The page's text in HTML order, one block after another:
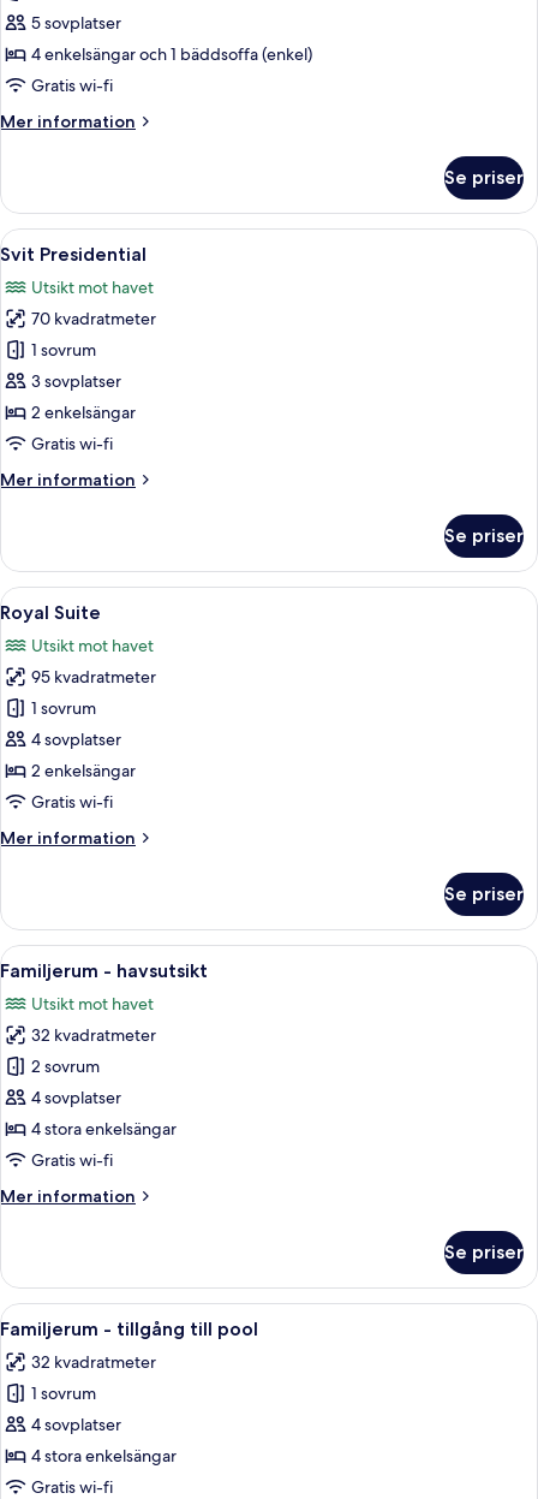
-
utsikt
mot
5 sovplatser
4 enkelsängar och 1 bäddsoffa (enkel)
Gratis wi-fi
Mer information
Mer
-
utsikt
mot
Se priser
Öppna
alla
foton
för
Svit
Presidential
Ett poolområde med fri utsikt över
5
Svit Presidential
Utsikt mot havet
70 kvadratmeter
1 sovrum
3 sovplatser
2 enkelsängar
Gratis wi-fi
Mer information
Mer
Presidential
Se priser
Öppna
alla
foton
för
Royal
Suite
Ett rymligt vardagsrum med en
6
Royal Suite
Utsikt mot havet
95 kvadratmeter
1 sovrum
4 sovplatser
2 enkelsängar
Gratis wi-fi
Mer information
Mer
Suite
Se priser
Öppna
alla
foton
för
Familjerum
-
havsutsikt
Ett sovrum med en säng, ett
4
Familjerum - havsutsikt
Utsikt mot havet
32 kvadratmeter
2 sovrum
4 sovplatser
4 stora enkelsängar
Gratis wi-fi
Mer information
Mer
-
havsutsikt
Se priser
Öppna
alla
foton
för
Familjerum
-
tillgång
Ett sovrum med en säng, en tv på
4
Familjerum - tillgång till pool
32 kvadratmeter
1 sovrum
4 sovplatser
4 stora enkelsängar
Gratis wi-fi